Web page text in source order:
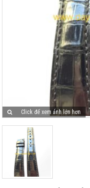
Click để xem ảnh lớn hơn